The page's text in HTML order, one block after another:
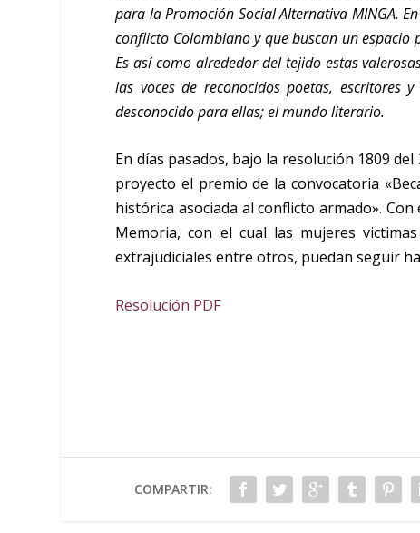
para la Promoción Social Alternativa MINGA.
conflicto Colombiano y que buscan un
Es así como alrededor del tejido estas
las voces de reconocidos poetas, escritores
desconocido para ellas; el mundo literario.
En días pasados, bajo la resolución 1809
proyecto el premio de la convocatoria
histórica asociada al conflicto armado».
Memoria, con el cual las mujeres
extrajudiciales entre otros, puedan seguir
Resolución PDF
COMPARTIR: